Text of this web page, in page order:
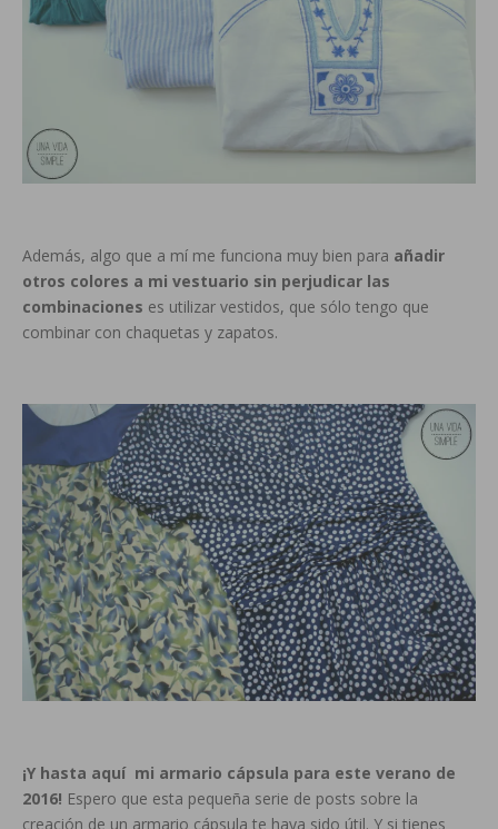
Además, algo que a mí me funciona muy bien para añadir
otros colores a mi vestuario sin perjudicar las
combinaciones es utilizar vestidos, que sólo tengo que
combinar con chaquetas y zapatos.
¡Y hasta aquí mi armario cápsula para este verano de
2016! Espero que esta pequeña serie de posts sobre la
creación de un armario cápsula te haya sido útil. Y si tienes